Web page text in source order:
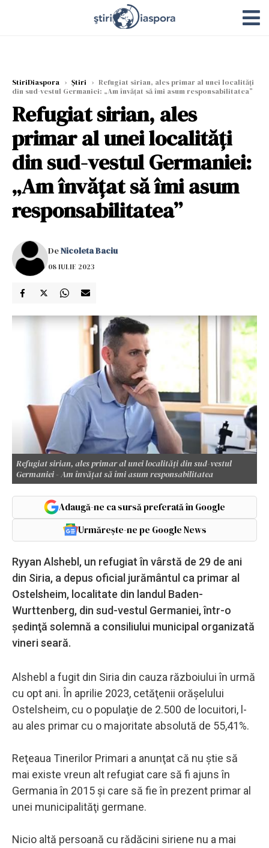
StiriDiaspora › Știri › Refugiat sirian, ales primar al unei localităţi
din sud-vestul Germaniei: „Am învățat să îmi asum responsabilitatea”
Refugiat sirian, ales
primar al unei localităţi
din sud-vestul Germaniei:
„Am învățat să îmi asum
responsabilitatea”
DeNicoleta Baciu
08 IULIE 2023
Refugiat sirian, ales primar al unei localităţi din sud-vestul
Germaniei - Am învățat să îmi asum responsabilitatea
Adaugă-ne ca sursă preferată în Google
Urmărește-ne pe Google News
Ryyan Alshebl, un refugiat în vârstă de 29 de ani
din Siria, a depus oficial jurământul ca primar al
Ostelsheim, localitate din landul Baden-
Wurttenberg, din sud-vestul Germaniei, într-o
şedinţă solemnă a consiliului municipal organizată
vineri seară.
Alshebl a fugit din Siria din cauza războiului în urmă
cu opt ani. În aprilie 2023, cetăţenii orăşelului
Ostelsheim, cu o populaţie de 2.500 de locuitori, l-
au ales primar cu o majoritate absolută de 55,41%.
Reţeaua Tinerilor Primari a anunţat că nu ştie să
mai existe vreun alt refugiat care să fi ajuns în
Germania în 2015 şi care să fie în prezent primar al
unei municipalităţi germane.
Nicio altă persoană cu rădăcini siriene nu a mai